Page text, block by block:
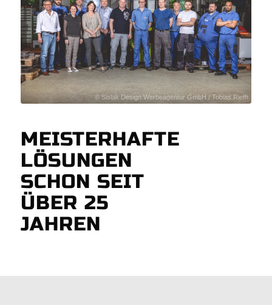
© Sislak Design Werbeagentur GmbH / Tobias Rieth
MEISTERHAFTE
LÖSUNGEN
SCHON SEIT
ÜBER 25
JAHREN